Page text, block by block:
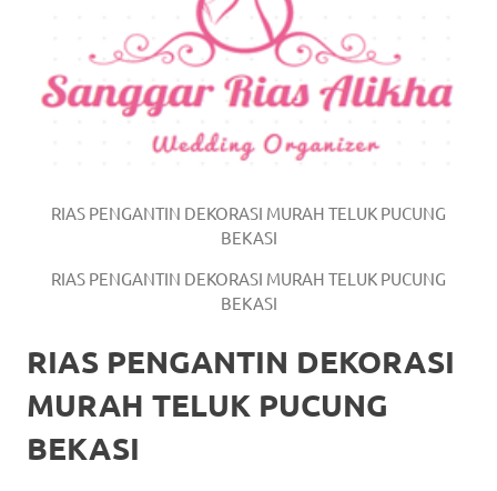
https://
here
watches.
favorite
replica
RIAS PENGANTIN DEKORASI MURAH TELUK PUCUNG
BEKASI
RIAS PENGANTIN DEKORASI MURAH TELUK PUCUNG
BEKASI
RIAS PENGANTIN DEKORASI
MURAH TELUK PUCUNG
BEKASI